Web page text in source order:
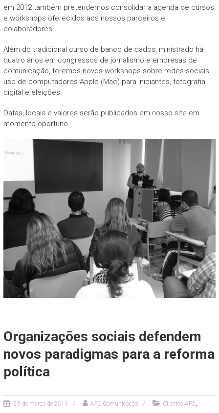
em 2012 também pretendemos consolidar a agenda de cursos
e workshops oferecidos aos nossos parceiros e
colaboradores.
Além do tradicional curso de banco de dados, ministrado há
quatro anos em congressos de jornalismo e empresas de
comunicação, teremos novos workshops sobre redes sociais,
uso de computadores Apple (Mac) para iniciantes, fotografia
digital e eleições.
Datas, locais e valores serão publicados em nosso site em
momento oportuno.
Organizações sociais defendem
novos paradigmas para a reforma
política
29 de março de 2011 AF2 Comunicação Clientes AF2 ,